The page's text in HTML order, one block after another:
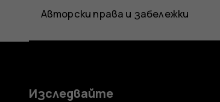
Авторски права и забележки
Изследвайте